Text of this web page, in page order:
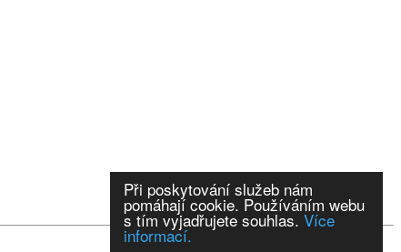
Při poskytování služeb nám
pomáhají cookie. Používáním webu
s tím vyjadřujete souhlas. Více
informací.